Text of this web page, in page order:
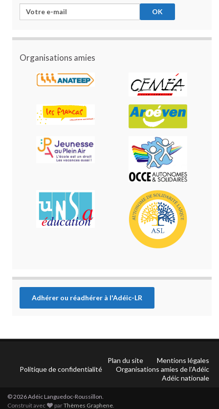
Organisations amies
Adhérer ou réadhérer à l'Adéic-LR
Plan du site
Mentions légales
Politique de confidentialité
Organisations amies de l’Adéic
Adéic nationale
© 2026 Adéic Languedoc-Roussillon.
Construit avec
parThèmes Graphene